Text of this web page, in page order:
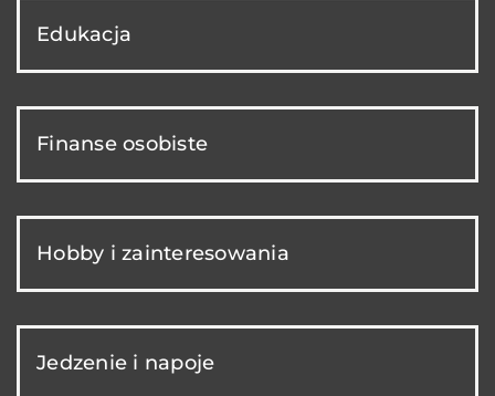
Edukacja
Finanse osobiste
Hobby i zainteresowania
Jedzenie i napoje